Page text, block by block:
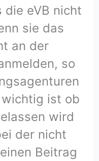
die eVB nicht
sie das
an der
so
ist ob
wird
der nicht
Beitrag